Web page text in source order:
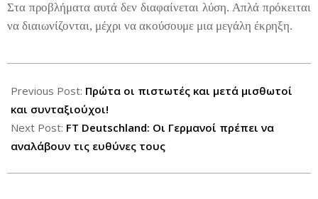
Στα προβλήματα αυτά δεν διαφαίνεται λύση. Απλά πρόκειται
να διαιωνίζονται, μέχρι να ακούσουμε μια μεγάλη έκρηξη.
04-
02
Previous Post: Πρώτα οι πιστωτές και μετά μισθωτοί
και συνταξιούχοι!
Next Post: FT Deutschland: Οι Γερμανοί πρέπει να
αναλάβουν τις ευθύνες τους